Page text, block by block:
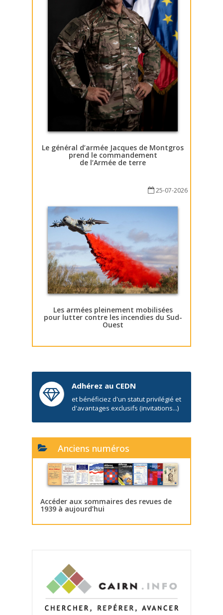
Le général d’armée Jacques de Montgros
prend le commandement
de l’Armée de terre
25-07-2026
Les armées pleinement mobilisées
pour lutter contre les incendies du Sud-
Ouest
Adhérez au CEDN
et bénéficiez d'un statut privilégié et
d'avantages exclusifs (invitations...)
Anciens numéros
Accéder aux sommaires des revues de
1939 à aujourd’hui